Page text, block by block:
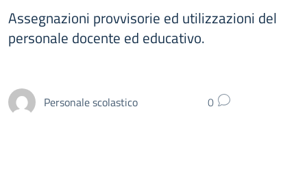
Assegnazioni provvisorie ed utilizzazioni del
personale docente ed educativo.
Personale scolastico 0